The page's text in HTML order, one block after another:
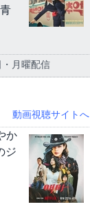
月曜配信
動画視聴サイトへ
か
ジ